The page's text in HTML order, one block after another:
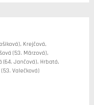
Krejčová,
(53. Märzová),
(64. Jančová), Hrbatá,
Valečková)